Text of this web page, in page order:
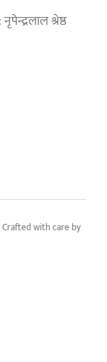
श्रेष्ठ
Crafted with care by